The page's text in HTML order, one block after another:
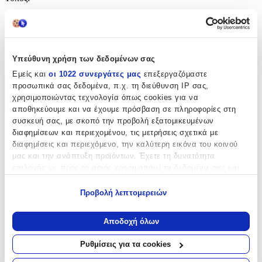
Υπεύθυνη χρήση των δεδομένων σας
Εμείς και οι 1022 συνεργάτες μας επεξεργαζόμαστε
προσωπικά σας δεδομένα, π.χ. τη διεύθυνση IP σας,
χρησιμοποιώντας τεχνολογία όπως cookies για να
αποθηκεύουμε και να έχουμε πρόσβαση σε πληροφορίες στη
συσκευή σας, με σκοπό την προβολή εξατομικευμένων
διαφημίσεων και περιεχομένου, τις μετρήσεις σχετικά με
διαφημίσεις και περιεχόμενο, την καλύτερη εικόνα του κοινού
μας και την ανάπτυξη προϊόντων. Έχετε τη δυνατότητα
Να συλλέξουμε πληροφορίες σχετικά με τη γεωγραφική
σας τοποθεσία, οι οποίες μπορεί να είναι ακριβείς σε
απόσταση μερικών μέτρων
Να αναγνωρίσουμε τη συσκευή σας σαρώνοντας ενεργά
Προβολή λεπτομερειών
Αποδοχή όλων
Ρυθμίσεις για τα cookies
Clip:
Όχι
Χαρακτηριστικά
+
Χαρακτηριστικά
Κατασκευαστής:
Bag to Bag
Βασικά Χαρακτηριστικά